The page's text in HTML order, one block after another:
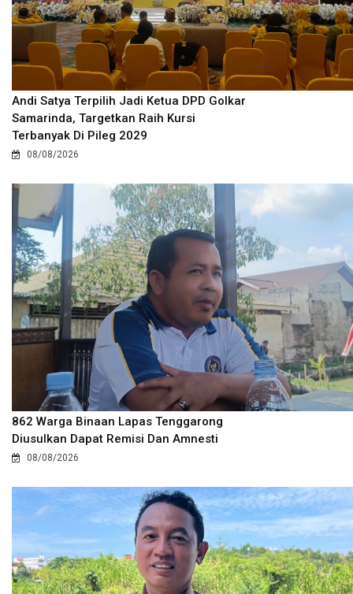
Andi Satya Terpilih Jadi Ketua DPD Golkar
Samarinda, Targetkan Raih Kursi
Terbanyak Di Pileg 2029
08/08/2026
862 Warga Binaan Lapas Tenggarong
Diusulkan Dapat Remisi Dan Amnesti
08/08/2026